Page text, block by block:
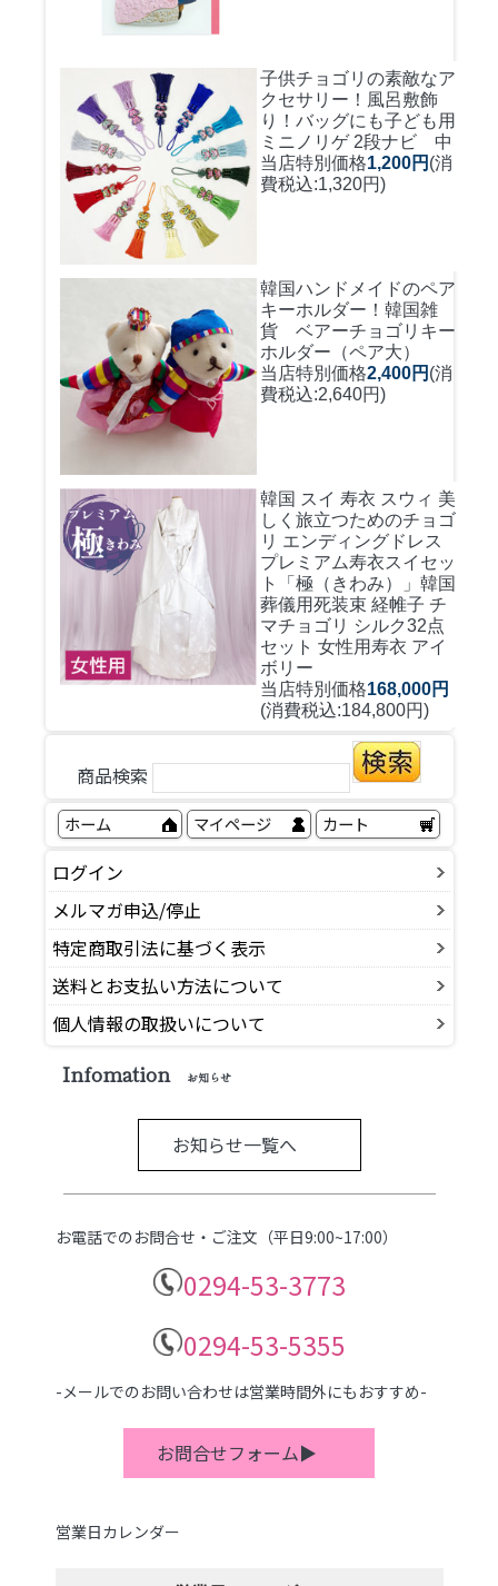
子供チョゴリの素敵なア
クセサリー！風呂敷飾
り！バッグにも子ども用
ミニノリゲ 2段ナビ 中
当店特別価格1,200円 (消
費税込:1,320円)
韓国ハンドメイドのペア
キーホルダー！ 韓国雑
貨 ベアーチョゴリキー
ホルダー（ペア大）
当店特別価格2,400円 (消
費税込:2,640円)
韓国 スイ 寿衣 スウィ 美
しく旅立つためのチョゴ
リ エンディングドレス
プレミアム寿衣スイセッ
ト「極（きわみ）」韓国
葬儀用死装束 経帷子 チ
マチョゴリ シルク32点
セット 女性用寿衣 アイ
ボリー
当店特別価格168,000円
(消費税込:184,800円)
商品検索
ホーム マイページ カート
ログイン
メルマガ申込/停止
特定商取引法に基づく表示
送料とお支払い方法について
個人情報の取扱いについて
Infomation お知らせ
お知らせ一覧へ
お電話でのお問合せ・ご注文（平日9:00~17:00）
0294-53-3773
0294-53-5355
-メールでのお問い合わせは営業時間外にもおすすめ-
お問合せフォーム▶
営業日カレンダー